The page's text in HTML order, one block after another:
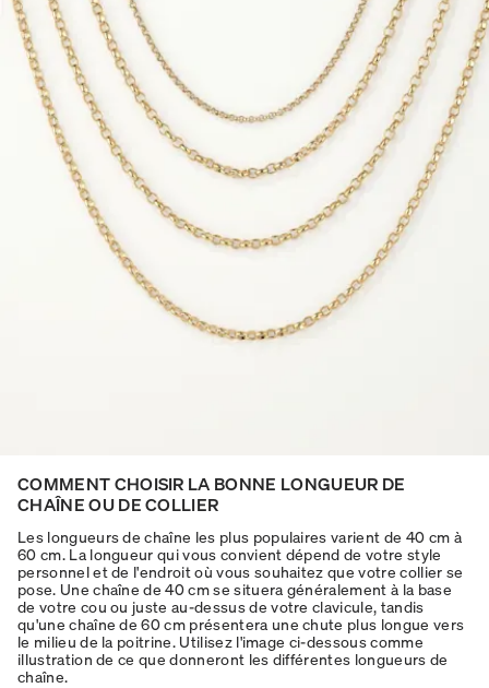
COMMENT CHOISIR LA BONNE LONGUEUR DE
CHAÎNE OU DE COLLIER
Les longueurs de chaîne les plus populaires varient de 40 cm à
60 cm. La longueur qui vous convient dépend de votre style
personnel et de l'endroit où vous souhaitez que votre collier se
pose. Une chaîne de 40 cm se situera généralement à la base
de votre cou ou juste au-dessus de votre clavicule, tandis
qu'une chaîne de 60 cm présentera une chute plus longue vers
le milieu de la poitrine. Utilisez l'image ci-dessous comme
illustration de ce que donneront les différentes longueurs de
chaîne.